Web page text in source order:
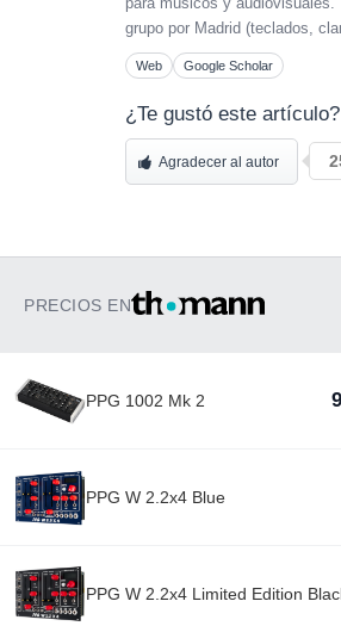
grupo por Madrid (teclados,
Web Google Scholar
¿Te gustó este artículo?
Agradecer al autor
PRECIOS EN
PPG 1002 Mk 2
PPG W 2.2x4 Blue
PPG W 2.2x4 Limited Edition